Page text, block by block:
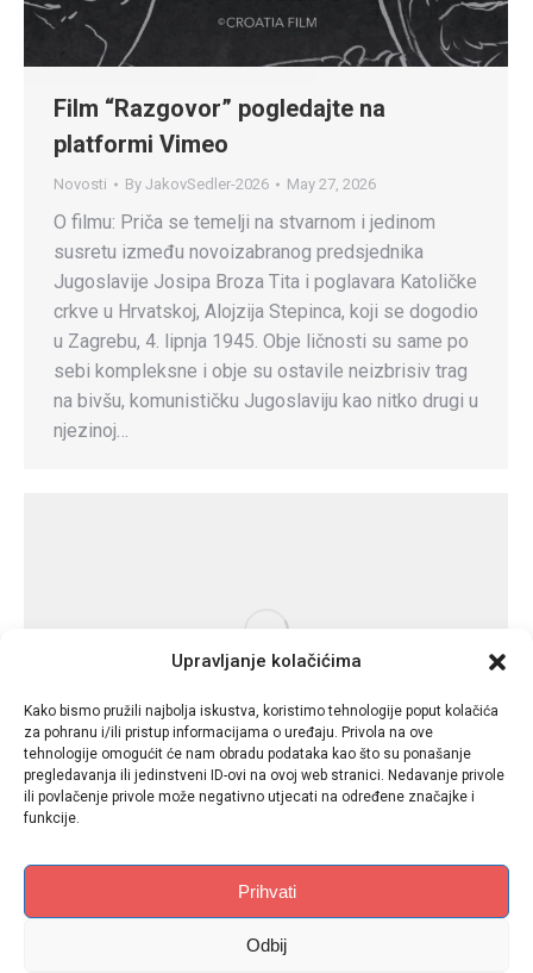
Upravljanje kolačićima
Kako bismo pružili najbolja iskustva, koristimo tehnologije poput kolačića
za pohranu i/ili pristup informacijama o uređaju. Privola na ove
tehnologije omogućit će nam obradu podataka kao što su ponašanje
pregledavanja ili jedinstveni ID-ovi na ovoj web stranici. Nedavanje privole
ili povlačenje privole može negativno utjecati na određene značajke i
funkcije.
Prihvati
Odbij
Film “Razgovor” pogledajte na
platformi Vimeo
Novosti By JakovSedler-2026 May 27, 2026
O filmu: Priča se temelji na stvarnom i jedinom
susretu između novoizabranog predsjednika
Jugoslavije Josipa Broza Tita i poglavara Katoličke
crkve u Hrvatskoj, Alojzija Stepinca, koji se dogodio
u Zagrebu, 4. lipnja 1945. Obje ličnosti su same po
sebi kompleksne i obje su ostavile neizbrisiv trag
na bivšu, komunističku Jugoslaviju kao nitko drugi u
njezinoj…
“Hrvatski mučenici” novi film Jakova
JakovSedler-2026 May 27, 2026
“Hrvatski mučenici” novi film Jakova Sedlara o
temI kako i zašto su Titovi komunisti ubili 663